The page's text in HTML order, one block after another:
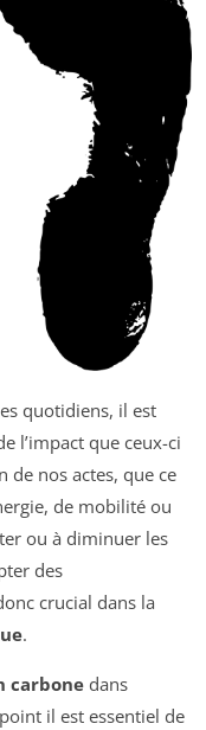
quotidiens, il est
l’impact que ceux-ci
de nos actes, que ce
de mobilité ou
ou à diminuer les
des
crucial dans la
.
carbone dans
il est essentiel de